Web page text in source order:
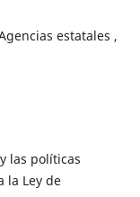
estatales ,
las políticas
la Ley de